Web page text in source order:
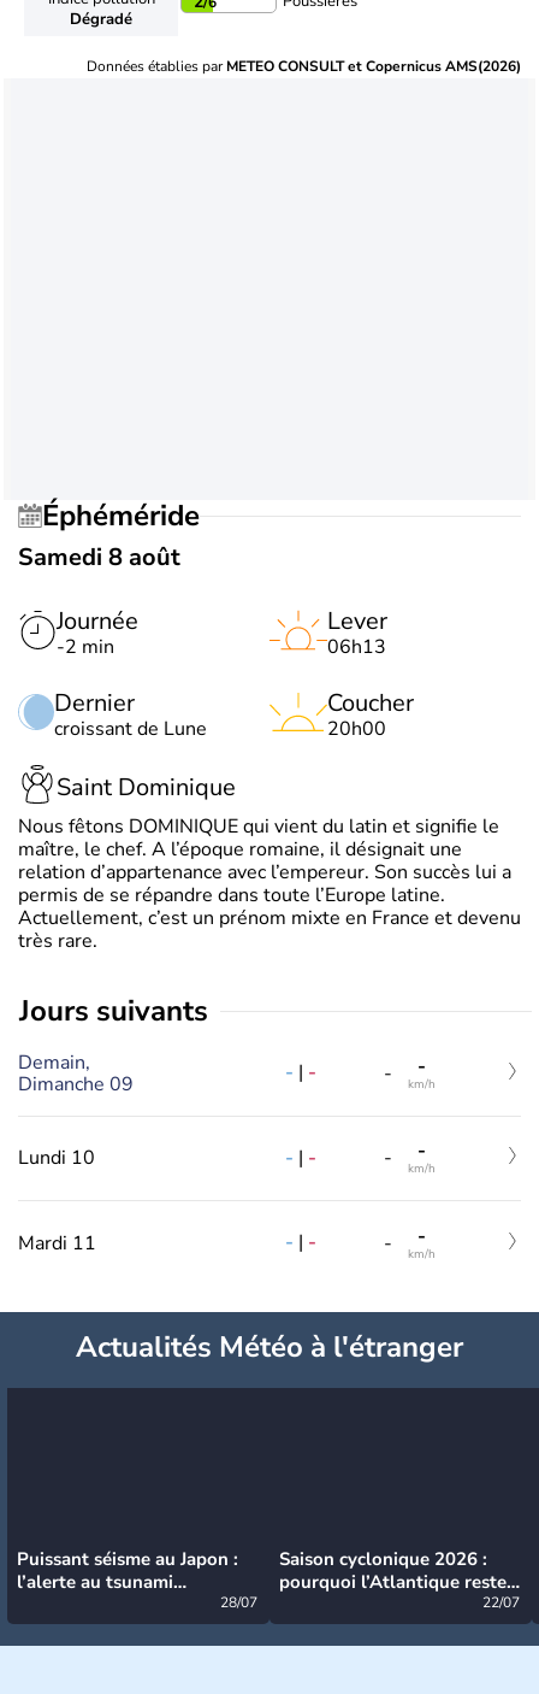
Dégradé
Données établies parMETEO CONSULT et Copernicus AMS(2026)
Éphéméride
Samedi 8 août
Journée
-2 min
Dernier
croissant de Lune
Lever
06h13
Coucher
20h00
Saint Dominique
Nous fêtons DOMINIQUE qui vient du latin et signifie le
maître, le chef. A l’époque romaine, il désignait une
relation d’appartenance avec l’empereur. Son succès lui a
permis de se répandre dans toute l’Europe latine.
Actuellement, c’est un prénom mixte en France et devenu
très rare.
jours suivants
Demain,
Dimanche 09
- | - - -
km/h
Lundi 10 - | - - -
km/h
Mardi 11 - | - - -
km/h
Actualités Météo à l'étranger
Puissant séisme au Japon :
l’alerte au tsunami
28/07
Saison cyclonique 2026 :
pourquoi l’Atlantique reste
22/07